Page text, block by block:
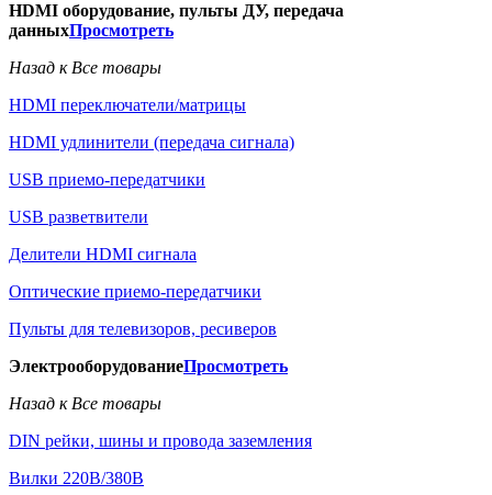
HDMI оборудование, пульты ДУ, передача
данныхПросмотреть
Назад к Все товары
HDMI переключатели/матрицы
HDMI удлинители (передача сигнала)
USB приемо-передатчики
USB разветвители
Делители HDMI сигнала
Оптические приемо-передатчики
Пульты для телевизоров, ресиверов
ЭлектрооборудованиеПросмотреть
Назад к Все товары
DIN рейки, шины и провода заземления
Вилки 220В/380В